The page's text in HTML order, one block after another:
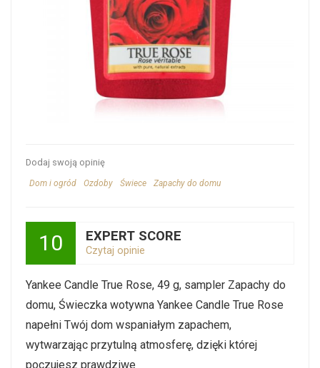
Dodaj swoją opinię
Dom i ogród Ozdoby Świece Zapachy do domu
10 EXPERT SCORE
Czytaj opinie
Yankee Candle True Rose, 49 g, sampler Zapachy do
domu, Świeczka wotywna Yankee Candle True Rose
napełni Twój dom wspaniałym zapachem,
wytwarzając przytulną atmosferę, dzięki której
poczujesz prawdziwe